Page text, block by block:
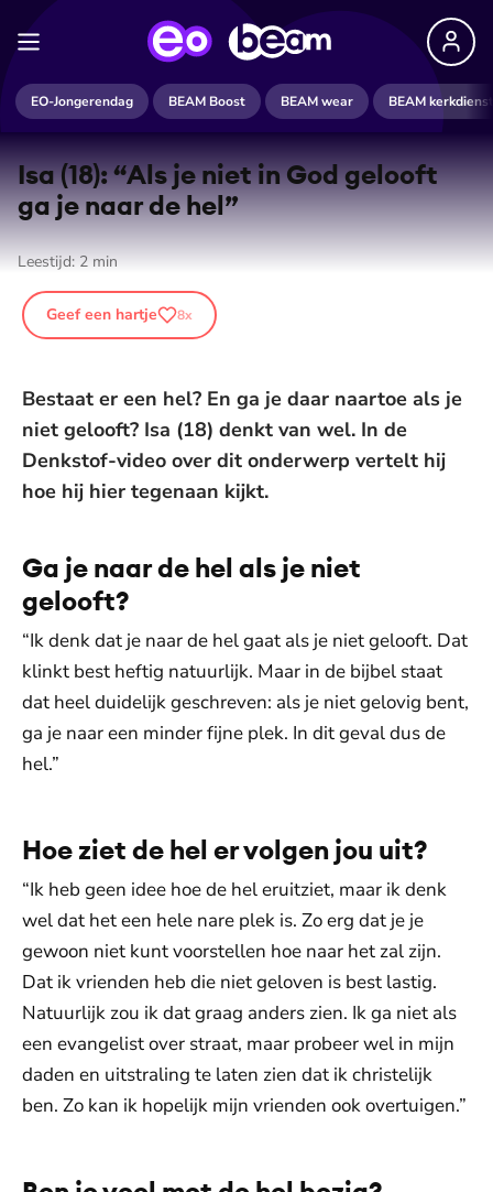
EO-Jongerendag BEAM Boost BEAM wear BEAM kerkdienst
Isa (18): “Als je niet in God gelooft
ga je naar de hel”
Leestijd:2min
Geef een hartje 8x
Bestaat er een hel? En ga je daar naartoe als je
niet gelooft? Isa (18) denkt van wel. In de
Denkstof-video over dit onderwerp vertelt hij
hoe hij hier tegenaan kijkt.
Ga je naar de hel als je niet
gelooft?
“Ik denk dat je naar de hel gaat als je niet gelooft. Dat
klinkt best heftig natuurlijk. Maar in de bijbel staat
dat heel duidelijk geschreven: als je niet gelovig bent,
ga je naar een minder fijne plek. In dit geval dus de
hel.”
Hoe ziet de hel er volgen jou uit?
“Ik heb geen idee hoe de hel eruitziet, maar ik denk
wel dat het een hele nare plek is. Zo erg dat je je
gewoon niet kunt voorstellen hoe naar het zal zijn.
Dat ik vrienden heb die niet geloven is best lastig.
Natuurlijk zou ik dat graag anders zien. Ik ga niet als
een evangelist over straat, maar probeer wel in mijn
daden en uitstraling te laten zien dat ik christelijk
ben. Zo kan ik hopelijk mijn vrienden ook overtuigen.”